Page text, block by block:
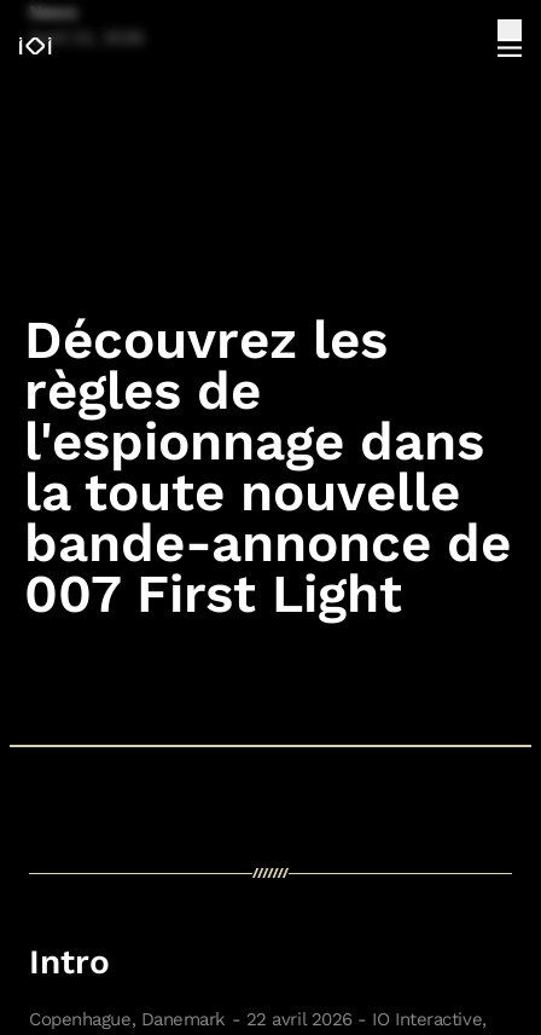
News
April 22, 2026
Découvrez les
règles de
l'espionnage dans
la toute nouvelle
bande-annonce de
007 First Light
Intro
Copenhague, Danemark - 22 avril 2026 - IO Interactive,